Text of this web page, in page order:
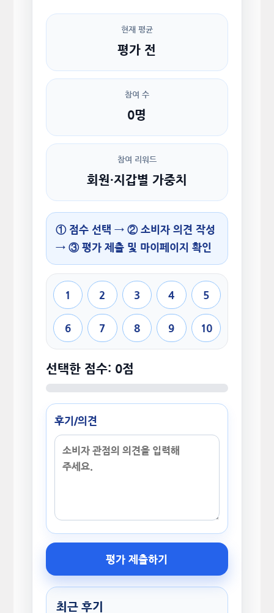
현재 평균
평가 전
참여 수
0명
참여 리워드
회원·지갑별 가중치
① 점수 선택 → ② 소비자 의견 작성
→ ③ 평가 제출 및 마이페이지 확인
1 2 3 4 5
6 7 8 9 10
선택한 점수: 0점
후기/의견
평가 제출하기
최근 후기